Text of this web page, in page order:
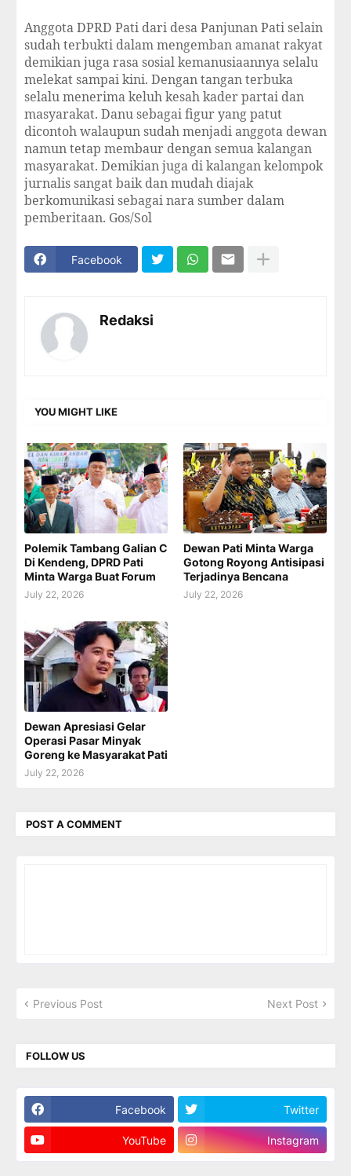
Anggota DPRD Pati dari desa Panjunan Pati selain
sudah terbukti dalam mengemban amanat rakyat
demikian juga rasa sosial kemanusiaannya selalu
melekat sampai kini. Dengan tangan terbuka
selalu menerima keluh kesah kader partai dan
masyarakat. Danu sebagai figur yang patut
dicontoh walaupun sudah menjadi anggota dewan
namun tetap membaur dengan semua kalangan
masyarakat. Demikian juga di kalangan kelompok
jurnalis sangat baik dan mudah diajak
berkomunikasi sebagai nara sumber dalam
pemberitaan. Gos/Sol
Facebook
Redaksi
YOU MIGHT LIKE
Polemik Tambang Galian C
Di Kendeng, DPRD Pati
Minta Warga Buat Forum
July 22, 2026
Dewan Pati Minta Warga
Gotong Royong Antisipasi
Terjadinya Bencana
July 22, 2026
Dewan Apresiasi Gelar
Operasi Pasar Minyak
Goreng ke Masyarakat Pati
July 22, 2026
POST A COMMENT
Previous Post Next Post
FOLLOW US
Facebook Twitter
YouTube Instagram